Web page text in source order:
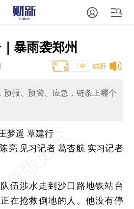
暴雨袭郑州
试听
T中
预报、预警、应急，链条上哪个
梦遥 覃建行
见习记者 葛杏航 实习记者
涉水走到沙口路地铁站台
在抢救倒地的人。他没有停